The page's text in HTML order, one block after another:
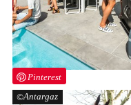
Pinterest
Antargaz